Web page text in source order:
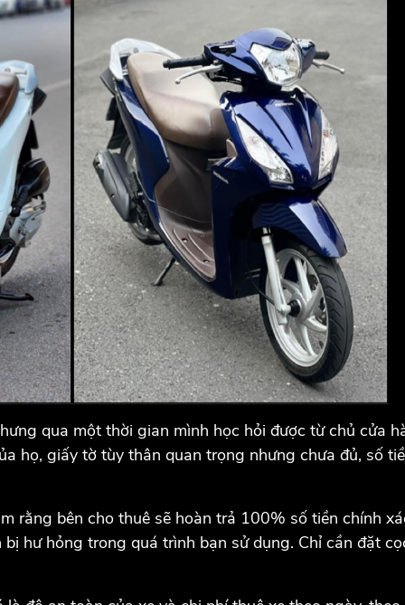
qua một thời gian mình học hỏi được từ chủ cửa
họ, giấy tờ tùy thân quan trọng nhưng chưa đủ, số
rằng bên cho thuê sẽ hoàn trả 100% số tiền chính
hư hỏng trong quá trình bạn sử dụng. Chỉ cần đặt